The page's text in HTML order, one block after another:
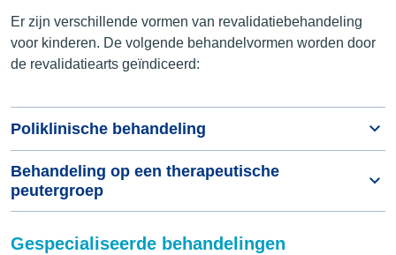
Er zijn verschillende vormen van revalidatiebehandeling
voor kinderen. De volgende behandelvormen worden door
de revalidatiearts geïndiceerd:
Poliklinische behandeling
Behandeling op een therapeutische
peutergroep
Gespecialiseerde behandelingen